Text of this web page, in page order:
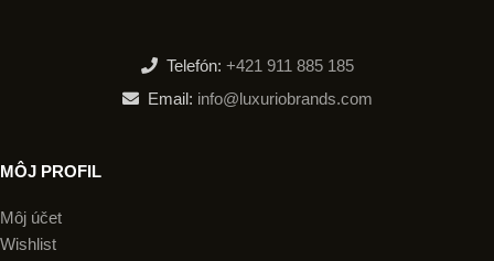
Telefón: +421 911 885 185
Email: info@luxuriobrands.com
MÔJ PROFIL
Môj účet
Wishlist